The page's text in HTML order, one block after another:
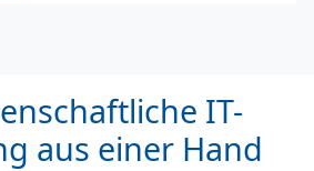
IT-
aus einer Hand